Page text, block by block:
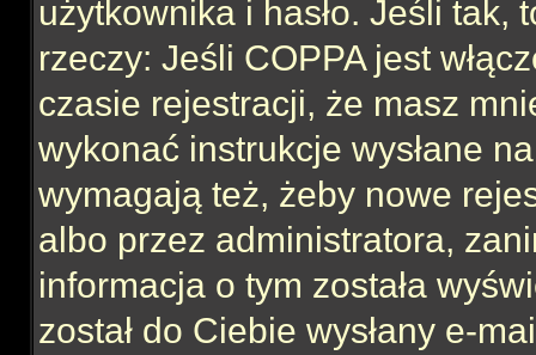
użytkownika i hasło. Jeśli tak,
rzeczy: Jeśli COPPA jest
czasie rejestracji, że masz
wykonać instrukcje wysłane
wymagają też, żeby nowe
albo przez administratora,
informacja o tym została
został do Ciebie wysłany e-